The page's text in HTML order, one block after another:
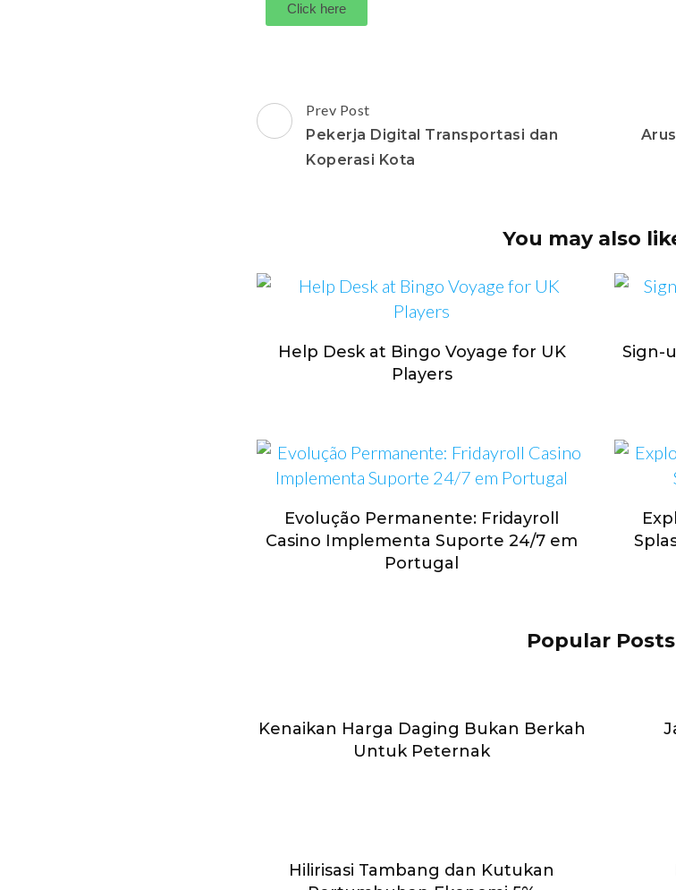
Click here
Prev Post
Pekerja Digital Transportasi dan
Koperasi Kota
You may also
Help Desk at Bingo Voyage for UK
Players
Sign-
Evolução Permanente: Fridayroll
Casino Implementa Suporte 24/7 em
Portugal
Popular Posts
Kenaikan Harga Daging Bukan Berkah
Untuk Peternak
Hilirisasi Tambang dan Kutukan